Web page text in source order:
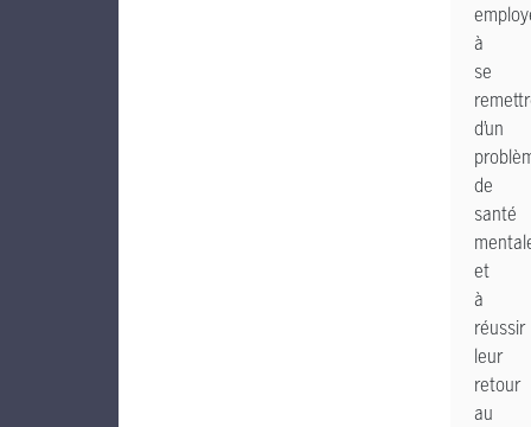
à
se
d’un
de
santé
et
à
réussir
leur
retour
au